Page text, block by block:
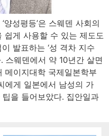
성평등’은 스웨덴 사회의
쉽게 사용할 수 있는 제도도
발표하는 ‘성 격차 지수
스웨덴에서 약 10년간 살면
메이지대학 국제일본학부
에게 일본에서 남성의 가
을 들어보았다. 집안일과